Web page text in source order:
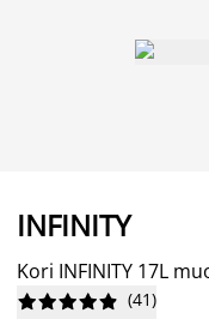
INFINITY
Kori INFINITY 17L





 (41)